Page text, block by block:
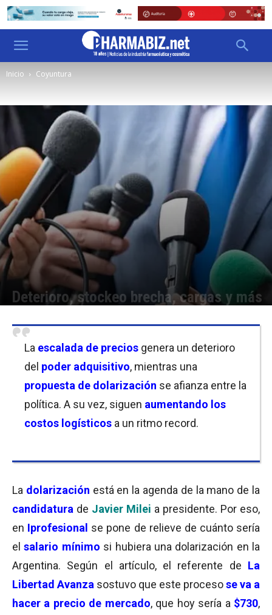
Inicio Coyuntura
Deterioro, stockeo brecha, cargas y más
La escalada de precios genera un deterioro
del poder adquisitivo, mientras una
propuesta de dolarización se afianza entre la
política. A su vez, siguen aumentando los
costos logísticos a un ritmo record.
La dolarización está en la agenda de la mano de la
candidatura de Javier Milei a presidente. Por eso,
en Iprofesional se pone de relieve de cuánto sería
elsalario mínimo si hubiera una dolarización en la
Argentina. Según el artículo, el referente de La
Libertad Avanza sostuvo que este procesose va a
hacer a precio de mercado, que hoy sería a $730,